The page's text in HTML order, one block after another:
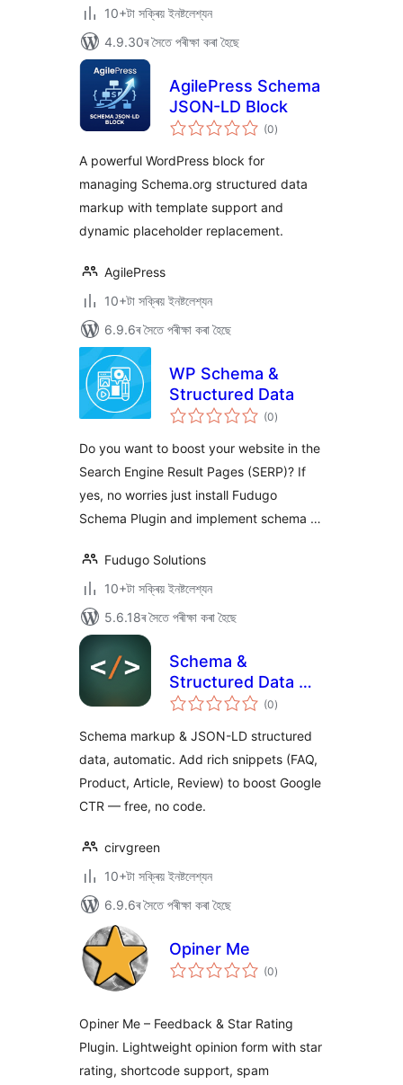
10+টা সক্ৰিয় ইনষ্টলেশ্যন
4.9.30ৰ সৈতে পৰীক্ষা কৰা হৈছে
AgilePress Schema
JSON-LD Block
(0টা
মুঠ)
A powerful WordPress block for
managing Schema.org structured data
markup with template support and
dynamic placeholder replacement.
AgilePress
10+টা সক্ৰিয় ইনষ্টলেশ্যন
6.9.6ৰ সৈতে পৰীক্ষা কৰা হৈছে
WP Schema &
Structured Data
(0টা
মুঠ)
Do you want to boost your website in the
Search Engine Result Pages (SERP)? If
yes, no worries just install Fudugo
Schema Plugin and implement schema …
Fudugo Solutions
10+টা সক্ৰিয় ইনষ্টলেশ্যন
5.6.18ৰ সৈতে পৰীক্ষা কৰা হৈছে
Schema &
Structured Data —
Cirv Box
(0টা
মুঠ)
Schema markup & JSON-LD structured
data, automatic. Add rich snippets (FAQ,
Product, Article, Review) to boost Google
CTR — free, no code.
cirvgreen
10+টা সক্ৰিয় ইনষ্টলেশ্যন
6.9.6ৰ সৈতে পৰীক্ষা কৰা হৈছে
Opiner Me
(0টা
মুঠ)
Opiner Me – Feedback & Star Rating
Plugin. Lightweight opinion form with star
rating, shortcode support, spam